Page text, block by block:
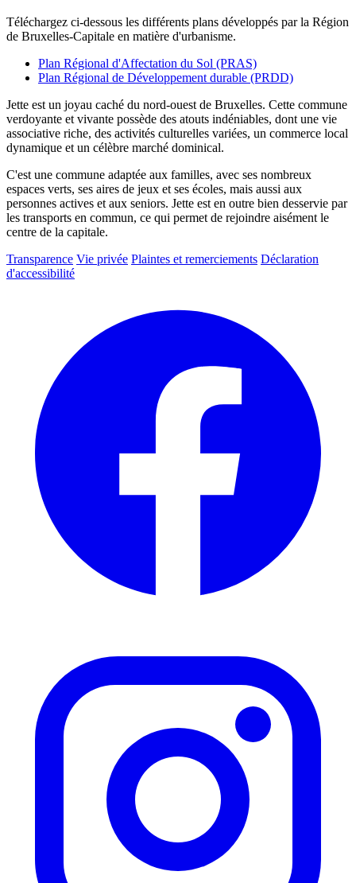
Téléchargez ci-dessous les différents plans développés par la Région
de Bruxelles-Capitale en matière d'urbanisme.
Plan Régional d'Affectation du Sol (PRAS)
Plan Régional de Développement durable (PRDD)
Jette est un joyau caché du nord-ouest de Bruxelles. Cette commune
verdoyante et vivante possède des atouts indéniables, dont une vie
associative riche, des activités culturelles variées, un commerce local
dynamique et un célèbre marché dominical.
C'est une commune adaptée aux familles, avec ses nombreux
espaces verts, ses aires de jeux et ses écoles, mais aussi aux
personnes actives et aux seniors. Jette est en outre bien desservie par
les transports en commun, ce qui permet de rejoindre aisément le
centre de la capitale.
Transparence Vie privée Plaintes et remerciements Déclaration
d'accessibilité